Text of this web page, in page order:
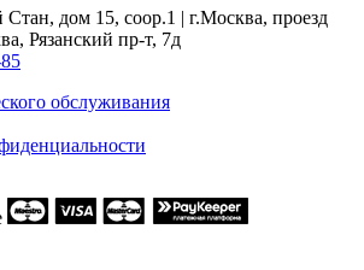
дом 15, соор.1 | г.Москва, проезд
Рязанский пр-т, 7д
обслуживания